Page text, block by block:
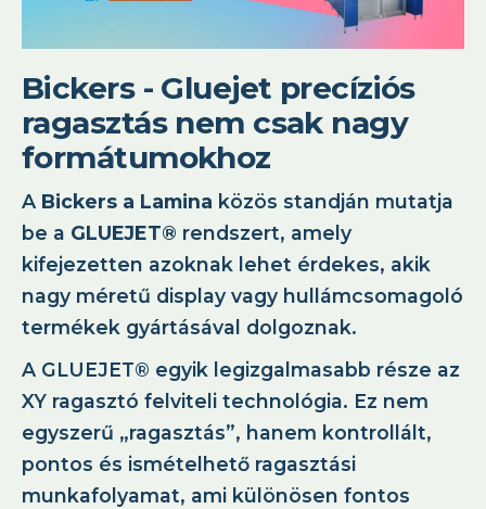
Bickers - Gluejet precíziós
ragasztás nem csak nagy
formátumokhoz
A Bickers a Lamina közös standján mutatja
be a GLUEJET® rendszert, amely
kifejezetten azoknak lehet érdekes, akik
nagy méretű display vagy hullámcsomagoló
termékek gyártásával dolgoznak.
A GLUEJET® egyik legizgalmasabb része az
XY ragasztó felviteli technológia. Ez nem
egyszerű „ragasztás”, hanem kontrollált,
pontos és ismételhető ragasztási
munkafolyamat, ami különösen fontos